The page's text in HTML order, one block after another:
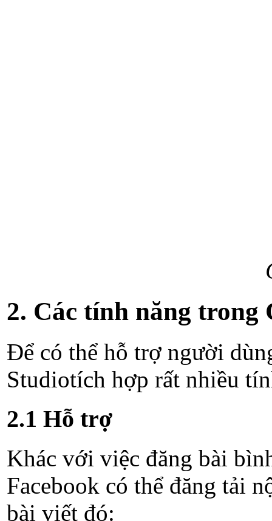
2. Các tính năng trong
Để có thể hỗ trợ người
Studiotích hợp rất nhiều
2.1 Hỗ trợ
Khác với việc đăng bài
Facebook có thể đăng tải
bài viết đó: